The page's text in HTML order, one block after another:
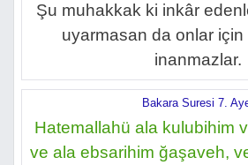
Şu muhakkak ki inkâr
uyarmasan da onlar için
inanmazlar.
Bakara Suresi 7.
Hatemallahü ala kulubihim
ve ala ebsarihim ğaşaveh,